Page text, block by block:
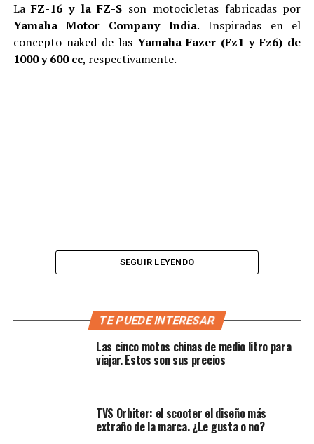
LaFZ-16 y la FZ-S son motocicletas fabricadas por
Yamaha Motor Company India. Inspiradas en el
concepto naked de las Yamaha Fazer (Fz1 y Fz6) de
1000 y 600 cc, respectivamente.
Motor Yamaha FZ-fi
Este modelo ha tenido dos evoluciones desde que arribó
a nuestro país, hacia el 2008, la primera versión,
posteriormente hacia el 2015, llegó la versión 2.0, una
evolución del diseño e implementado inyección
SEGUIR LEYENDO
TE PUEDE INTERESAR
Las cinco motos chinas de medio litro para
viajar. Estos son sus precios
TVS Orbiter: el scooter el diseño más
extraño de la marca. ¿Le gusta o no?